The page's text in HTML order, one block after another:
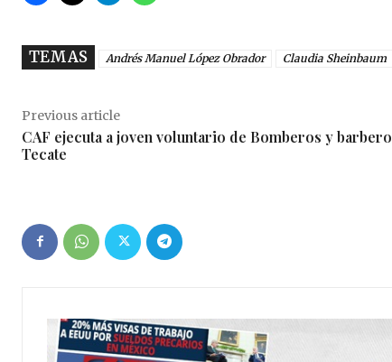
TEMAS Andrés Manuel López Obrador Claudia Sheinbaum
Previous article
CAF ejecuta a joven voluntario de Bomberos y
Tecate